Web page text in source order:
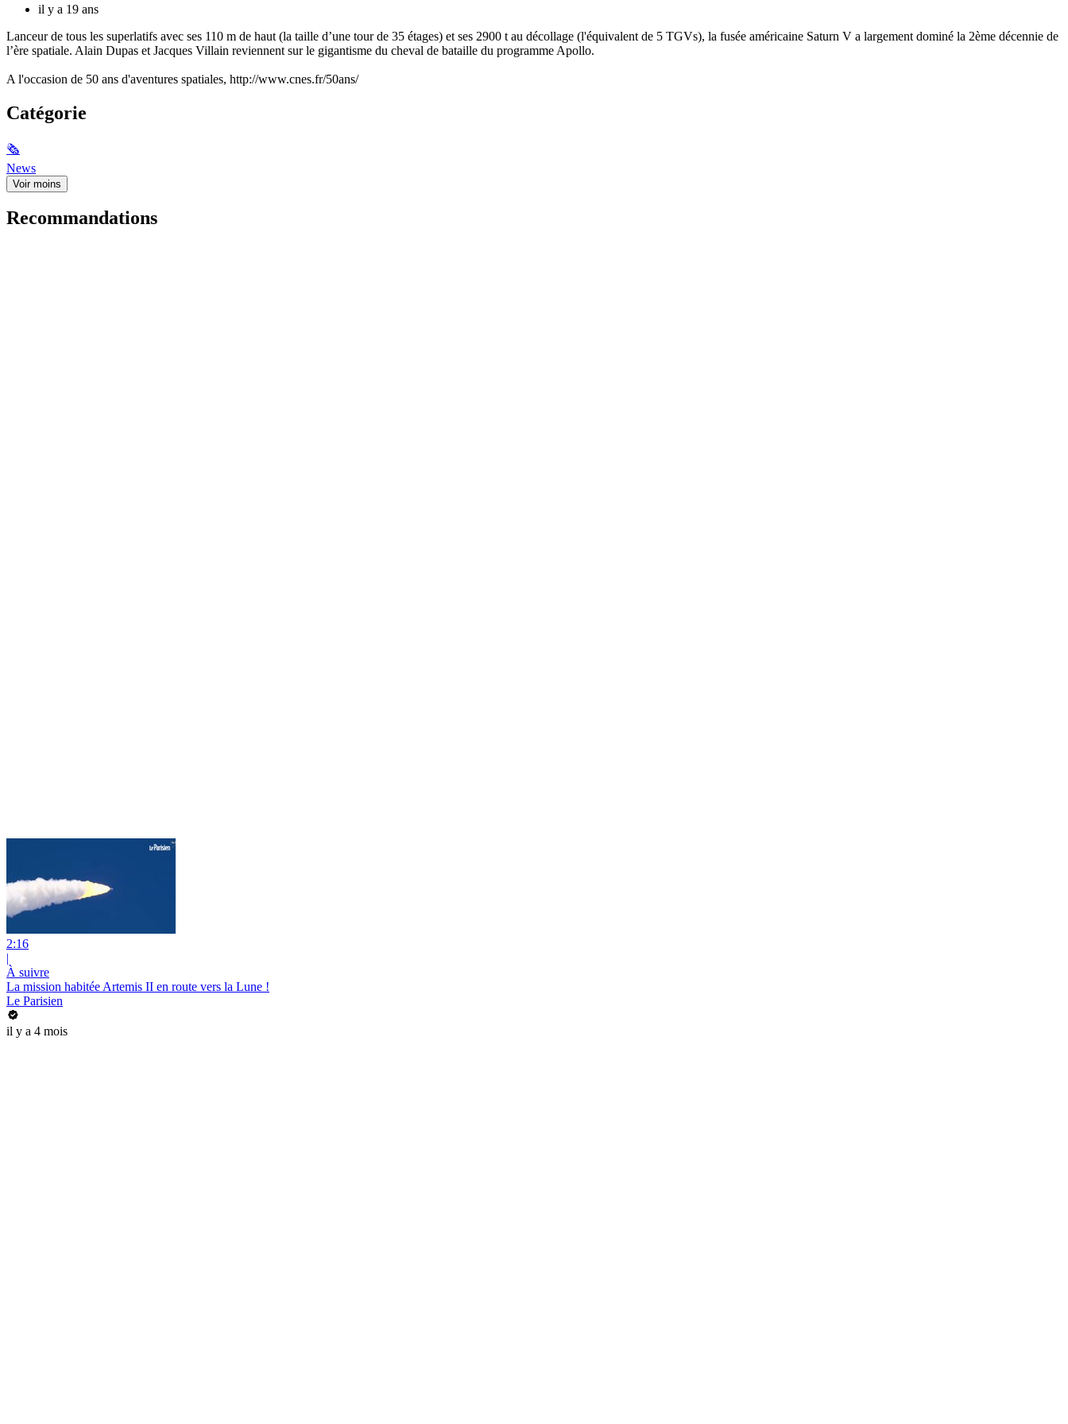
il y a 19 ans
Lanceur de tous les superlatifs avec ses 110 m de haut (la taille d’une tour de 35 étages) et ses 2900 t au décollage (l'équivalent de 5 TGVs), la fusée américaine Saturn V a largement dominé la 2ème décennie de
l’ère spatiale. Alain Dupas et Jacques Villain reviennent sur le gigantisme du cheval de bataille du programme Apollo.
A l'occasion de 50 ans d'aventures spatiales, http://www.cnes.fr/50ans/
Catégorie
🗞
News
Voir moins
Recommandations
2:16
|
À suivre
La mission habitée Artemis II en route vers la Lune !
Le Parisien
il y a 4 mois